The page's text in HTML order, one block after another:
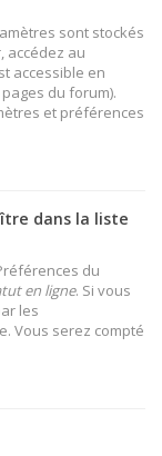
sont stockés
accédez au
accessible en
du forum).
et préférences
dans la liste
du
en ligne. Si vous
les
Vous serez compté